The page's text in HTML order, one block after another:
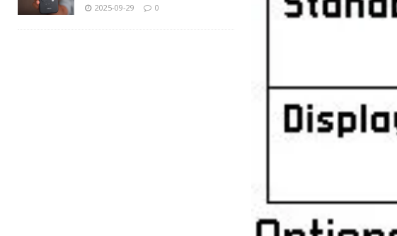
2025-09-29 0